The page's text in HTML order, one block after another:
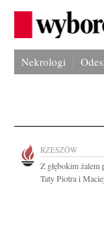
Nekrologi
RZESZÓW
Z głębokim
Taty Piotra i